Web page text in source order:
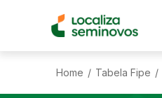
Home / Tabela Fipe /